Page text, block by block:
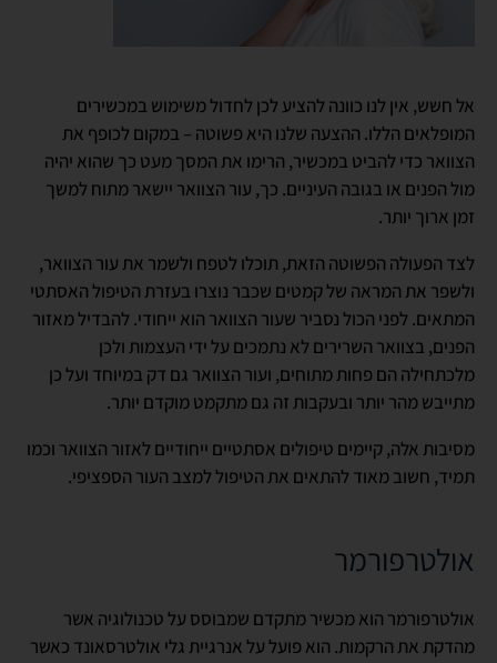
אל חשש, אין לנו כוונה להציע לכן לחדול משימוש במכשירים
המופלאים הללו. ההצעה שלנו היא פשוטה – במקום לכופף את
הצוואר כדי להביט במכשיר, הרימו את המסך מעט כך שהוא יהיה
מול הפנים או בגובה העיניים. כך, עור הצוואר יישאר מתוח למשך
זמן ארוך יותר.
לצד הפעולה הפשוטה הזאת, תוכלו לטפח ולשמר את עור הצוואר,
ולשפר את המראה של קמטים שכבר נוצרו בעזרת הטיפול האסתטי
המתאים. לפני הכול נסביר שעור הצוואר הוא ייחודי. להבדיל מאזור
הפנים, בצוואר השרירים לא נתמכים על ידי העצמות ולכן
מלכתחילה הם פחות מתוחים, ועור הצוואר גם דק במיוחד ועל כן
מתייבש מהר יותר ובעקבות זה גם מתקמט מוקדם יותר.
מסיבות אלה, קיימים טיפולים אסתטיים ייחודיים לאזור הצוואר וכמו
תמיד, חשוב מאוד להתאים את הטיפול למצב העור הספציפי.
אולטרפורמר
אולטרפורמר הוא מכשיר מתקדם שמבוסס על טכנולוגיה אשר
מהדקת את הרקמות. הוא פועל על אנרגיית גלי אולטרסאונד כאשר